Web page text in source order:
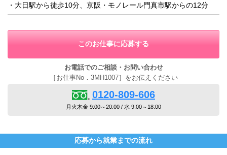
・大日駅から徒歩10分、京阪・モノレール門真市駅からの12分
このお仕事に応募する
お電話でのご相談・お問い合わせ
［お仕事No．3MH1007］をお伝えください
0120-809-606
月火木金 9:00～20:00 / 水 9:00～18:00
応募から就業までの流れ